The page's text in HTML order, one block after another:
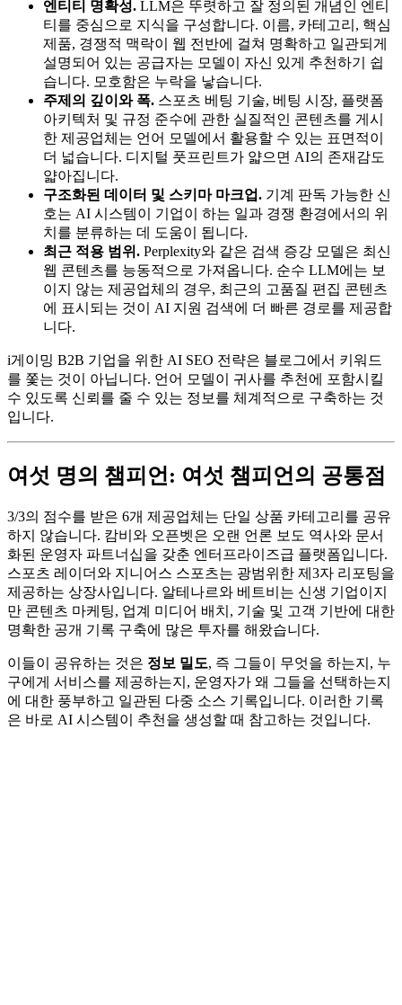
엔티티 명확성. LLM은 뚜렷하고 잘 정의된 개념인 엔티
티를 중심으로 지식을 구성합니다. 이름, 카테고리, 핵심
제품, 경쟁적 맥락이 웹 전반에 걸쳐 명확하고 일관되게
설명되어 있는 공급자는 모델이 자신 있게 추천하기 쉽
습니다. 모호함은 누락을 낳습니다.
주제의 깊이와 폭. 스포츠 베팅 기술, 베팅 시장, 플랫폼
아키텍처 및 규정 준수에 관한 실질적인 콘텐츠를 게시
한 제공업체는 언어 모델에서 활용할 수 있는 표면적이
더 넓습니다. 디지털 풋프린트가 얇으면 AI의 존재감도
얇아집니다.
구조화된 데이터 및 스키마 마크업. 기계 판독 가능한 신
호는 AI 시스템이 기업이 하는 일과 경쟁 환경에서의 위
치를 분류하는 데 도움이 됩니다.
최근 적용 범위. Perplexity와 같은 검색 증강 모델은 최신
웹 콘텐츠를 능동적으로 가져옵니다. 순수 LLM에는 보
이지 않는 제공업체의 경우, 최근의 고품질 편집 콘텐츠
에 표시되는 것이 AI 지원 검색에 더 빠른 경로를 제공합
니다.
i게이밍 B2B 기업을 위한 AI SEO 전략은 블로그에서 키워드
를 쫓는 것이 아닙니다. 언어 모델이 귀사를 추천에 포함시킬
수 있도록 신뢰를 줄 수 있는 정보를 체계적으로 구축하는 것
입니다.
여섯 명의 챔피언: 여섯 챔피언의 공통점
3/3의 점수를 받은 6개 제공업체는 단일 상품 카테고리를 공유
하지 않습니다. 캄비와 오픈벳은 오랜 언론 보도 역사와 문서
화된 운영자 파트너십을 갖춘 엔터프라이즈급 플랫폼입니다.
스포츠 레이더와 지니어스 스포츠는 광범위한 제3자 리포팅을
제공하는 상장사입니다. 알테나르와 베트비는 신생 기업이지
만 콘텐츠 마케팅, 업계 미디어 배치, 기술 및 고객 기반에 대한
명확한 공개 기록 구축에 많은 투자를 해왔습니다.
이들이 공유하는 것은 정보 밀도, 즉 그들이 무엇을 하는지, 누
구에게 서비스를 제공하는지, 운영자가 왜 그들을 선택하는지
에 대한 풍부하고 일관된 다중 소스 기록입니다. 이러한 기록
은 바로 AI 시스템이 추천을 생성할 때 참고하는 것입니다.